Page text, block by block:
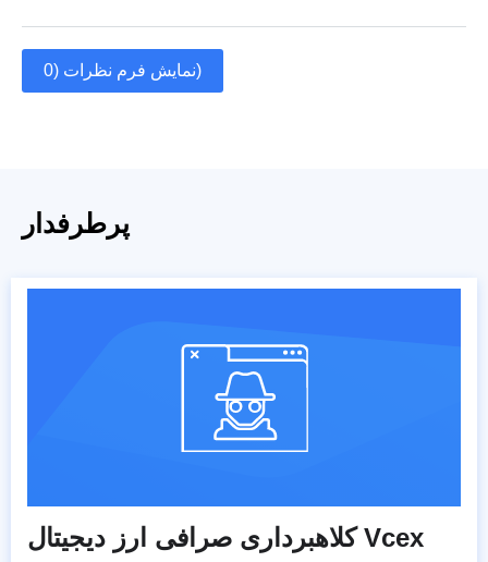
نمایش فرم نظرات (0)
پرطرفدار
کلاهبرداری صرافی ارز دیجیتال Vcex